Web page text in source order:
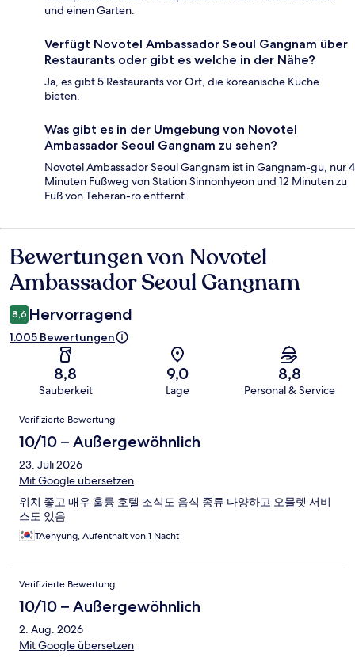
und einen Garten.
Verfügt Novotel Ambassador Seoul Gangnam über
Restaurants oder gibt es welche in der Nähe?
Ja, es gibt 5 Restaurants vor Ort, die koreanische Küche
bieten.
Was gibt es in der Umgebung von Novotel
Ambassador Seoul Gangnam zu sehen?
Novotel Ambassador Seoul Gangnam ist in Gangnam-gu, nur 4
Minuten Fußweg von Station Sinnonhyeon und 12 Minuten zu
Fuß von Teheran-ro entfernt.
Bewertungen
Bewertungen von Novotel
Ambassador Seoul Gangnam
8,6 Hervorragend
1.005 Bewertungen
8,8
Sauberkeit
9,0
Lage
8,8
Personal & Service
Bewertungen
Verifizierte Bewertung
10/10 – Außergewöhnlich
23. Juli 2026
Mit Google übersetzen
위치 좋고 매우 훌륭 호텔 조식도 음식 종류 다양하고 오믈렛 서비
스도 있음
TAehyung, Aufenthalt von 1 Nacht
Verifizierte Bewertung
10/10 – Außergewöhnlich
2. Aug. 2026
Mit Google übersetzen